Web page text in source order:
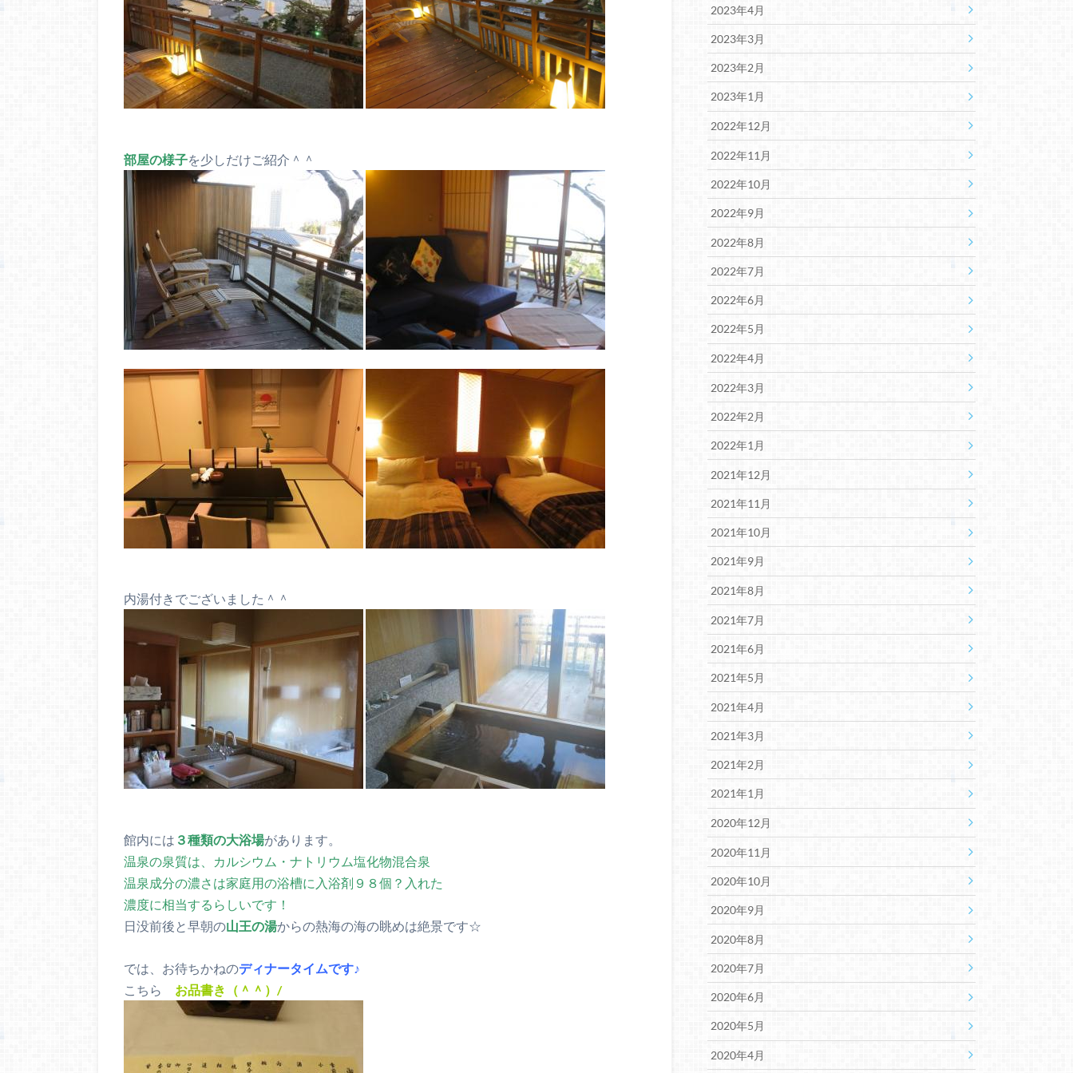
部屋の様子を少しだけご紹介＾＾
内湯付きでございました＾＾
館内には ３種類の大浴場があります。
温泉の泉質は、カルシウム・ナトリウム塩化物混合泉
温泉成分の濃さは家庭用の浴槽に入浴剤９８個？入れた
濃度に相当するらしいです！
日没前後と早朝の山王の湯からの熱海の海の眺めは絶景です☆
では、お待ちかねのディナータイムです♪
こちら お品書き（＾＾）/
2023年4月
2023年3月
2023年2月
2023年1月
2022年12月
2022年11月
2022年10月
2022年9月
2022年8月
2022年7月
2022年6月
2022年5月
2022年4月
2022年3月
2022年2月
2022年1月
2021年12月
2021年11月
2021年10月
2021年9月
2021年8月
2021年7月
2021年6月
2021年5月
2021年4月
2021年3月
2021年2月
2021年1月
2020年12月
2020年11月
2020年10月
2020年9月
2020年8月
2020年7月
2020年6月
2020年5月
2020年4月